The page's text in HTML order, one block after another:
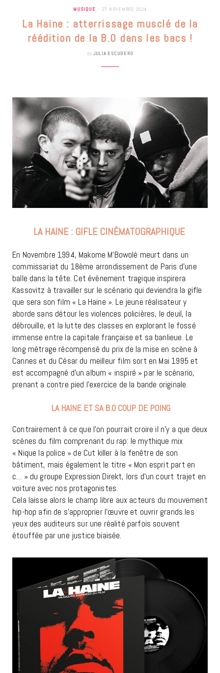
MUSIQUE 27 NOVEMBRE 2024
La Haine : atterrissage musclé de la
réédition de la B.O dans les bacs !
by JULIA ESCUDERO
LA HAINE : GIFLE CINÉMATOGRAPHIQUE
En Novembre 1994, Makome M’Bowolé meurt dans un
commissariat du 18ème arrondissement de Paris d’une
balle dans la tête. Cet évènement tragique inspirera
Kassovitz à travailler sur le scénario qui deviendra la gifle
que sera son film « La Haine ». Le jeune réalisateur y
aborde sans détour les violences policières, le deuil, la
débrouille, et la lutte des classes en explorant le fossé
immense entre la capitale française et sa banlieue. Le
long métrage récompensé du prix de la mise en scène à
Cannes et du César du meilleur film sort en Mai 1995 et
est accompagné d’un album « inspiré » par le scénario,
prenant a contre pied l’exercice de la bande originale.
LA HAINE ET SA B.O COUP DE POING
Contrairement à ce que l’on pourrait croire il n’y a que deux
scènes du film comprenant du rap: le mythique mix
« Nique la police » de Cut killer à la fenêtre de son
bâtiment, mais également le titre « Mon esprit part en
c… » du groupe Expression Direkt, lors d’un court trajet en
voiture avec nos protagonistes.
Cela laisse alors le champ libre aux acteurs du mouvement
hip-hop afin de s’approprier l’œuvre et ouvrir grands les
yeux des auditeurs sur une réalité parfois souvent
étouffée par une justice biaisée.